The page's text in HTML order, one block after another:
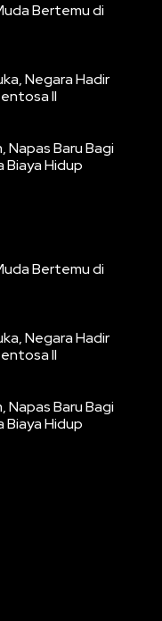
Bertemu di
Negara Hadir
II
Napas Baru Bagi
Biaya Hidup
Bertemu di
Negara Hadir
II
Napas Baru Bagi
Biaya Hidup